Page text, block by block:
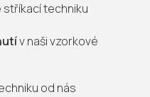
stříkací techniku
v naši vzorkové
od nás